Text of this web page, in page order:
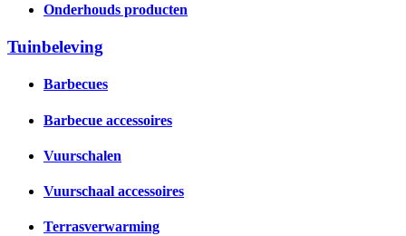
Onderhouds producten
Tuinbeleving
Barbecues
Barbecue accessoires
Vuurschalen
Vuurschaal accessoires
Terrasverwarming